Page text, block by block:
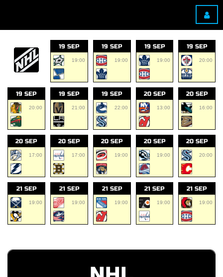
19 SEP
19:00
19 SEP
19:00
19 SEP
19:00
19 SEP
20:00
19 SEP
20:00
19 SEP
21:00
19 SEP
22:00
20 SEP
13:00
20 SEP
16:00
20 SEP
17:00
20 SEP
17:00
20 SEP
19:00
20 SEP
19:00
20 SEP
20:00
21 SEP
19:00
21 SEP
19:00
21 SEP
19:00
21 SEP
19:00
21 SEP
19:00